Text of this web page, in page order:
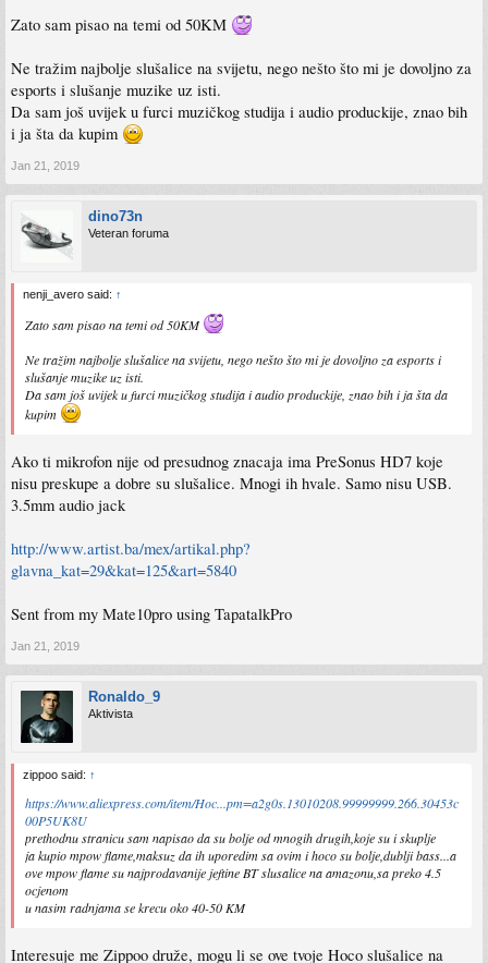
Zato sam pisao na temi od 50KM
Ne tražim najbolje slušalice na svijetu, nego nešto što mi je dovoljno za
esports i slušanje muzike uz isti.
Da sam još uvijek u furci muzičkog studija i audio produckije, znao bih
i ja šta da kupim
Jan 21, 2019
dino73n
Veteran foruma
nenji_avero said: ↑
Zato sam pisao na temi od 50KM
Ne tražim najbolje slušalice na svijetu, nego nešto što mi je dovoljno za esports i
slušanje muzike uz isti.
Da sam još uvijek u furci muzičkog studija i audio produckije, znao bih i ja šta da
kupim
Ako ti mikrofon nije od presudnog znacaja ima PreSonus HD7 koje
nisu preskupe a dobre su slušalice. Mnogi ih hvale. Samo nisu USB.
3.5mm audio jack
http://www.artist.ba/mex/artikal.php?
glavna_kat=29&kat=125&art=5840
Sent from my Mate10pro using TapatalkPro
Jan 21, 2019
Ronaldo_9
Aktivista
zippoo said: ↑
https://www.aliexpress.com/item/Hoc...pm=a2g0s.13010208.99999999.266.30453c
00P5UK8U
prethodnu stranicu sam napisao da su bolje od mnogih drugih,koje su i skuplje
ja kupio mpow flame,maksuz da ih uporedim sa ovim i hoco su bolje,dublji bass...a
ove mpow flame su najprodavanije jeftine BT slusalice na amazonu,sa preko 4.5
ocjenom
u nasim radnjama se krecu oko 40-50 KM
Interesuje me Zippoo druže, mogu li se ove tvoje Hoco slušalice na